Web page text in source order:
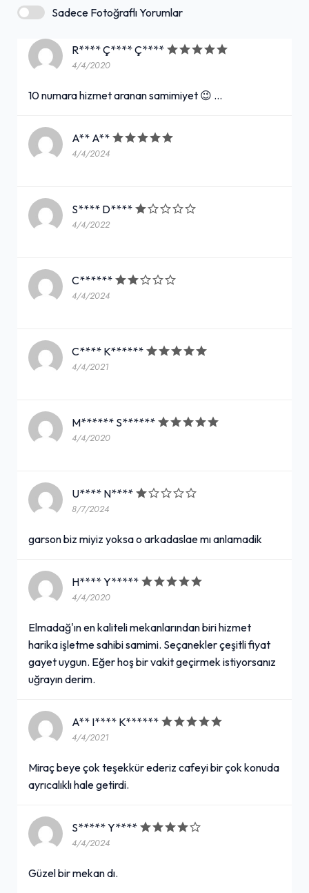
Sadece Fotoğraflı Yorumlar
R**** Ç**** Ç****
4/4/2020
10 numara hizmet aranan samimiyet 😉 …
A** A**
4/4/2024
S**** D****
4/4/2022
C******
4/4/2024
C**** K******
4/4/2021
M****** S******
4/4/2020
U**** N****
8/7/2024
garson biz miyiz yoksa o arkadaslae mı anlamadik
H**** Y*****
4/4/2020
Elmadağ'ın en kaliteli mekanlarından biri hizmet
harika işletme sahibi samimi. Seçanekler çeşitli fiyat
gayet uygun. Eğer hoş bir vakit geçirmek istiyorsanız
uğrayın derim.
A** I**** K******
4/4/2021
Miraç beye çok teşekkür ederiz cafeyi bir çok konuda
ayrıcalıklı hale getirdi.
S***** Y****
4/4/2024
Güzel bir mekan dı.